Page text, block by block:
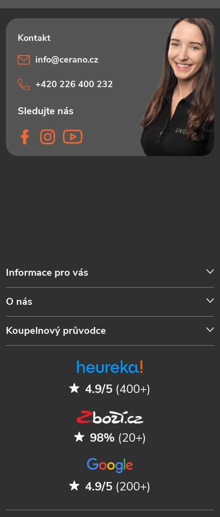
Informace pro vás
O nás
Koupelnový průvodce
info@cerano.cz
+420 226 400 232
4.9/5 (400+)
98% (20+)
4.9/5 (200+)